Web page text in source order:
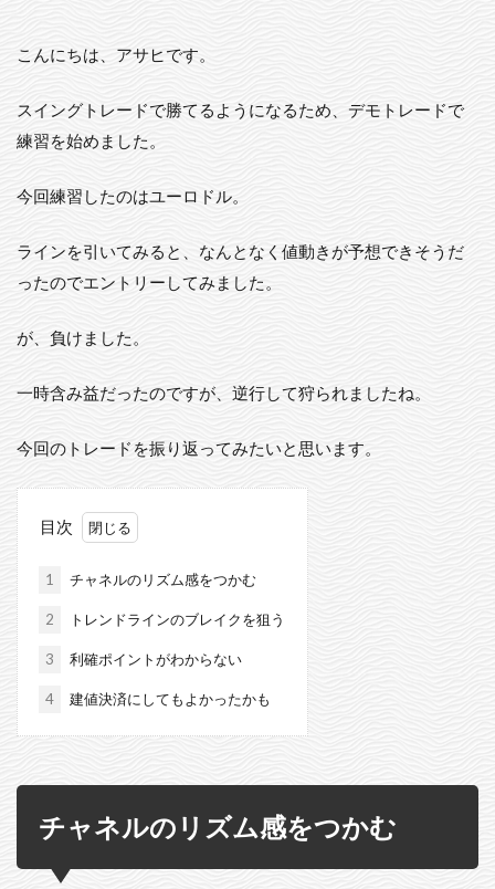
こんにちは、アサヒです。
スイングトレードで勝てるようになるため、デモトレードで
練習を始めました。
今回練習したのはユーロドル。
ラインを引いてみると、なんとなく値動きが予想できそうだ
ったのでエントリーしてみました。
が、負けました。
一時含み益だったのですが、逆行して狩られましたね。
今回のトレードを振り返ってみたいと思います。
目次
1 チャネルのリズム感をつかむ
2 トレンドラインのブレイクを狙う
3 利確ポイントがわからない
4 建値決済にしてもよかったかも
チャネルのリズム感をつかむ